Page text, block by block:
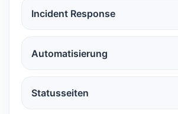
Incident Response
Automatisierung
Statusseiten